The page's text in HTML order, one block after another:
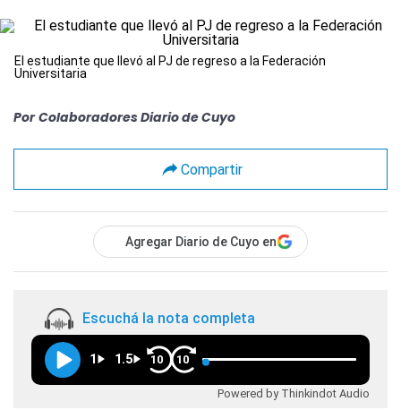
El estudiante que llevó al PJ de regreso a la Federación
Universitaria
Por Colaboradores Diario de Cuyo
Compartir
Agregar Diario de Cuyo en
Escuchá la nota completa
1 1.5 10 10
Powered by Thinkindot Audio